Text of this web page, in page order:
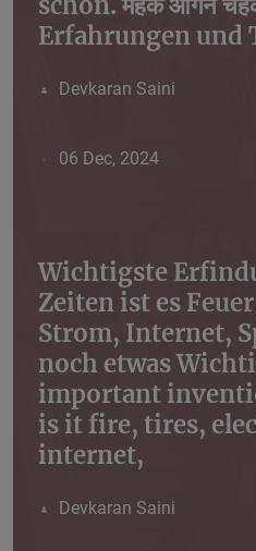
Erfahrungen und
Devkaran Saini
06 Dec, 2024
Wichtigste
Zeiten ist es
Strom, Internet,
noch etwas
important
is it fire, tires,
internet,
Devkaran Saini